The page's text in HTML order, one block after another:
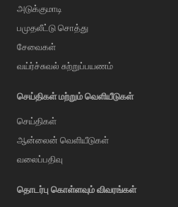
அடுக்குமாடி
பமுதலீட்டு சொத்து
சேவைகள்
வய்ர்ச்சுவல் சுற்றுப்பயணம்
செய்திகள் மற்றும் வெளியீடுகள்
செய்திகள்
ஆன்லைன் வெளியீடுகள்
வலைப்பதிவு
தொடர்பு கொள்ளவும் விவரங்கள்